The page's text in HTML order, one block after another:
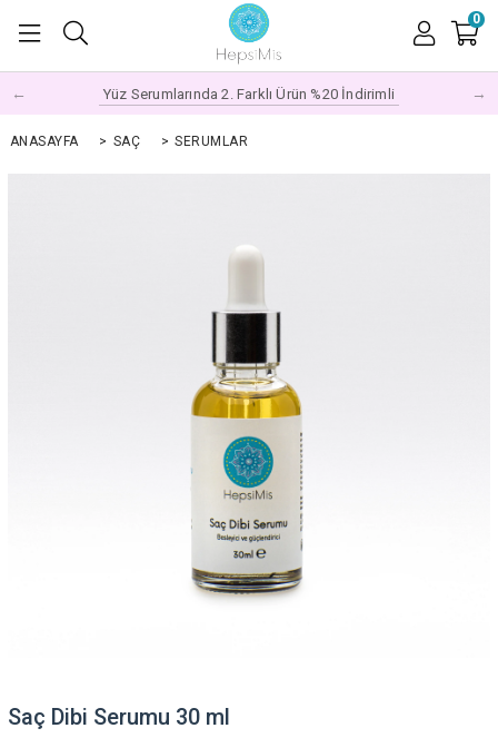
0
← Yüz Serumlarında 2. Farklı Ürün %20 İndirimli →
ANASAYFA > SAÇ > SERUMLAR
Saç Dibi Serumu 30 ml